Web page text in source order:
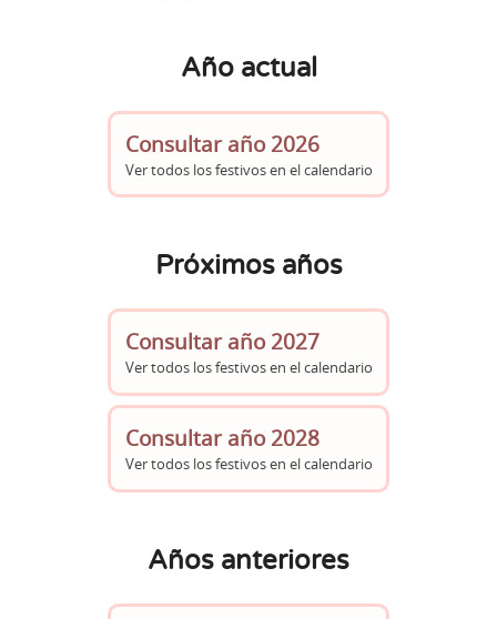
Año actual
Consultar año 2026
Ver todos los festivos en el calendario
Próximos años
Consultar año 2027
Ver todos los festivos en el calendario
Consultar año 2028
Ver todos los festivos en el calendario
Años anteriores